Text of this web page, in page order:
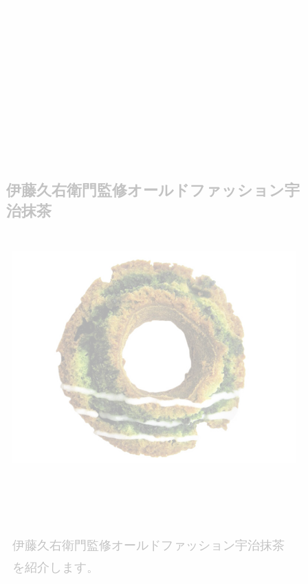
伊藤久右衛門監修オールドファッション宇
治抹茶
伊藤久右衛門監修オールドファッション宇治抹茶
を紹介します。